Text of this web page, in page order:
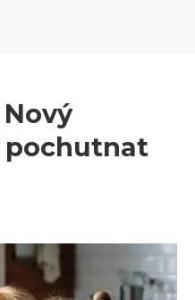
pochutnat